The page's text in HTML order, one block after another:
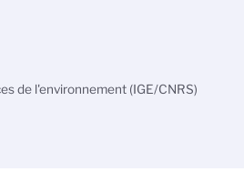
de l'environnement (IGE/CNRS)